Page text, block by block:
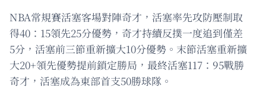
NBA常規賽活塞客場對陣奇才，活塞率先攻防壓制取
得40：15領先25分優勢，奇才持續反撲一度追到僅差
5分，活塞前三節重新擴大10分優勢。末節活塞重新擴
大20+領先優勢提前鎖定勝局，最終活塞117：95戰勝
奇才，活塞成為東部首支50勝球隊。